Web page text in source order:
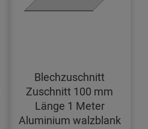
Blechzuschnitt
Zuschnitt 100 mm
Länge 1 Meter
Aluminium walzblank